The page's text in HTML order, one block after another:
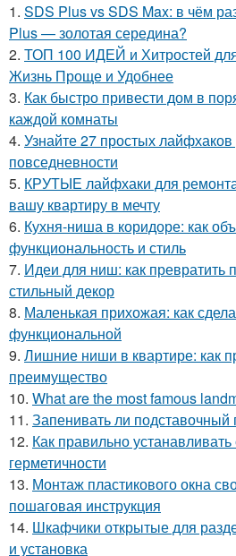
1. SDS Plus vs SDS Max: в чём
Plus — золотая середина?
2. ТОП 100 ИДЕЙ и Хитростей
Жизнь Проще и Удобнее
3. Как быстро привести дом в
каждой комнаты
4. Узнайте 27 простых
повседневности
5. КРУТЫЕ лайфхаки для
вашу квартиру в мечту
6. Кухня-ниша в коридоре: как
функциональность и стиль
7. Идеи для ниш: как превратить
стильный декор
8. Маленькая прихожая: как
функциональной
9. Лишние ниши в квартире: как
преимущество
10. What are the most famous
11. Запенивать ли подставочный
12. Как правильно
герметичности
13. Монтаж пластикового окна
пошаговая инструкция
14. Шкафчики открытые для
и установка